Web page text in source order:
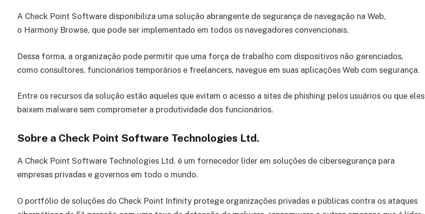
A Check Point Software disponibiliza uma solução abrangente de segurança de navegação na Web,
o Harmony Browse, que pode ser implementado em todos os navegadores convencionais.
Dessa forma, a organização pode permitir que uma força de trabalho com dispositivos não gerenciados,
como consultores, funcionários temporários e freelancers, navegue em suas aplicações Web com segurança.
Entre os recursos da solução estão aqueles que evitam o acesso a sites de phishing pelos usuários ou que eles
baixem malware sem comprometer a produtividade dos funcionários.
Sobre a Check Point Software Technologies Ltd.
A Check Point Software Technologies Ltd. é um fornecedor líder em soluções de cibersegurança para
empresas privadas e governos em todo o mundo.
O portfólio de soluções do Check Point Infinity protege organizações privadas e públicas contra os ataques